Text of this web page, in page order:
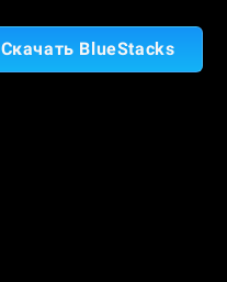
Скачать BlueStacks